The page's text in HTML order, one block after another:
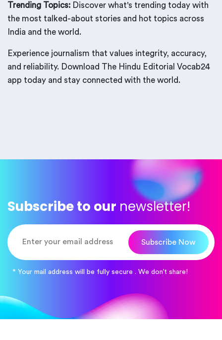
Trending Topics: Discover what's trending today with
the most talked-about stories and hot topics across
India and the world.
Experience journalism that values integrity, accuracy,
and reliability. Download The Hindu Editorial Vocab24
app today and stay connected with the world.
Subscribe to our newsletter!
Subscribe Now
* Your mail address will be fully secure . We don’t share!